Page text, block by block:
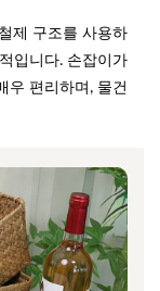
제 구조를 사용하
입니다. 손잡이가
우 편리하며, 물건